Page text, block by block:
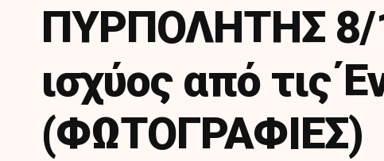
ΠΥΡΠΟΛΗΤΗΣ 8/
ισχύος από τις
(ΦΩΤΟΓΡΑΦΙΕΣ)